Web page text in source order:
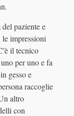
paziente e
le impressioni
il tecnico
per uno e fa
gesso e
raccoglie
altro
con